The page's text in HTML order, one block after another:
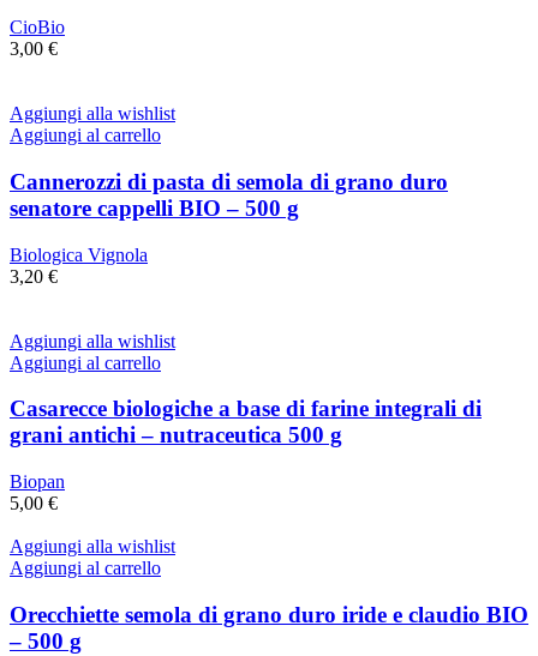
CioBio
3,00 €
Aggiungi alla wishlist
Aggiungi al carrello
Cannerozzi di pasta di semola di grano duro
senatore cappelli BIO – 500 g
Biologica Vignola
3,20 €
Aggiungi alla wishlist
Aggiungi al carrello
Casarecce biologiche a base di farine integrali di
grani antichi – nutraceutica 500 g
Biopan
5,00 €
Aggiungi alla wishlist
Aggiungi al carrello
Orecchiette semola di grano duro iride e claudio BIO
– 500 g